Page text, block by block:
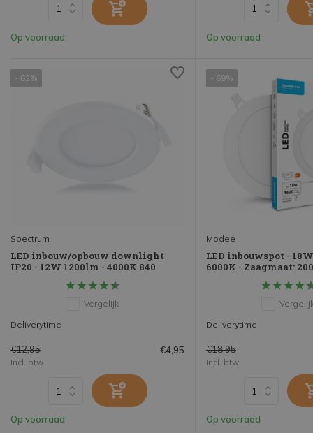
Op voorraad Op voorraad
- 62%
Spectrum
LED inbouw/opbouw downlight
IP20 - 12W 1200lm - 4000K 840
Vergelijk
Deliverytime
€12,95 €4,95
Incl. btw
Op voorraad
- 69%
Modee
LED inbouwspot -
6000K - Zaagmaat:
Deliverytime
€18,95
Incl. btw
Op voorraad